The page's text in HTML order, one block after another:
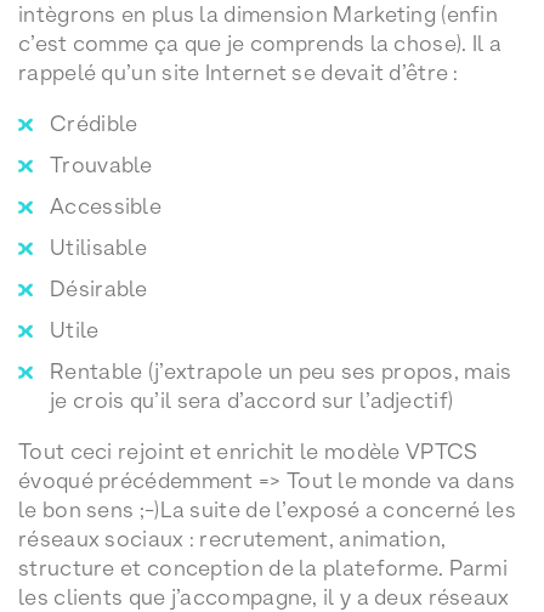
intègrons en plus la dimension Marketing (enfin
c’est comme ça que je comprends la chose). Il a
rappelé qu’un site Internet se devait d’être :
Crédible
Trouvable
Accessible
Utilisable
Désirable
Utile
Rentable (j’extrapole un peu ses propos, mais
je crois qu’il sera d’accord sur l’adjectif)
Tout ceci rejoint et enrichit le modèle VPTCS
évoqué précédemment => Tout le monde va dans
le bon sens ;-)La suite de l’exposé a concerné les
réseaux sociaux : recrutement, animation,
structure et conception de la plateforme. Parmi
les clients que j’accompagne, il y a deux réseaux